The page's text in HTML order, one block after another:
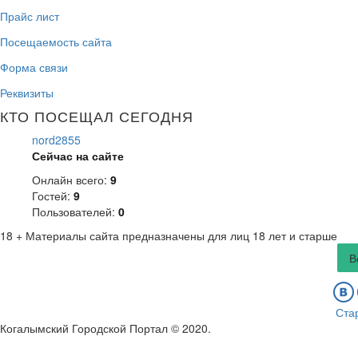
Прайс лист
Посещаемость сайта
Форма связи
Реквизиты
КТО ПОСЕЩАЛ СЕГОДНЯ
nord2855
Сейчас на сайте
Онлайн всего: 9
Гостей: 9
Пользователей: 0
18 + Материалы сайта предназначены для лиц 18 лет и старше
Когалымский Городской Портал © 2020.